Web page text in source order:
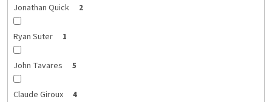
Jonathan Quick 2
Ryan Suter 1
John Tavares 5
Claude Giroux 4